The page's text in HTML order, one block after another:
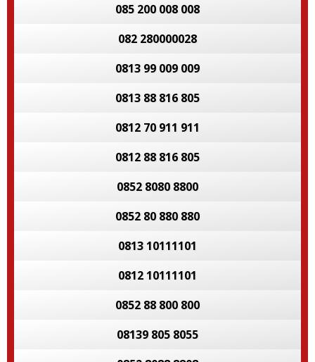
085 200 008 008
082 280000028
0813 99 009 009
0813 88 816 805
0812 70 911 911
0812 88 816 805
0852 8080 8800
0852 80 880 880
0813 10111101
0812 10111101
0852 88 800 800
08139 805 8055